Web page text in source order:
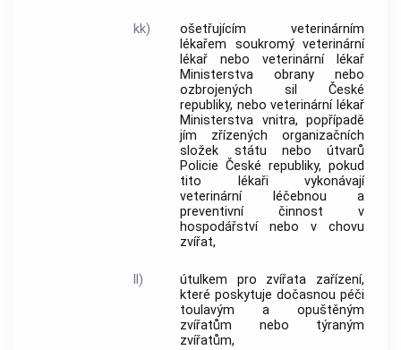
kk)
ošetřujícím veterinárním
lékařem
soukromý veterinární
lékař nebo veterinární lékař
Ministerstva obrany nebo
ozbrojených sil České
republiky, nebo veterinární lékař
Ministerstva vnitra, popřípadě
jím zřízených organizačních
složek státu nebo útvarů
Policie České republiky, pokud
tito lékaři vykonávají
veterinární léčebnou a
preventivní činnost v
hospodářstvínebo v chovu
zvířat,
ll) útulkem pro zvířata zařízení,
které poskytuje dočasnou péči
toulavým a opuštěným
zvířatům nebo týraným
zvířatům,